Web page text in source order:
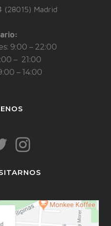
(28015) Madrid
9:00 – 22:00
– 21:00
– 14:00